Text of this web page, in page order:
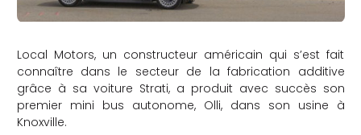
Local Motors, un constructeur américain qui s’est fait
connaître dans le secteur de la fabrication additive
grâce à sa voiture Strati, a produit avec succès son
premier mini bus autonome, Olli, dans son usine à
Knoxville.